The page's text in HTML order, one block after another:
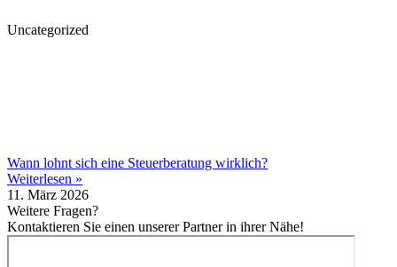
Uncategorized
Wann lohnt sich eine Steuerberatung wirklich?
Weiterlesen »
11. März 2026
Weitere Fragen?
Kontaktieren Sie einen unserer Partner in ihrer Nähe!